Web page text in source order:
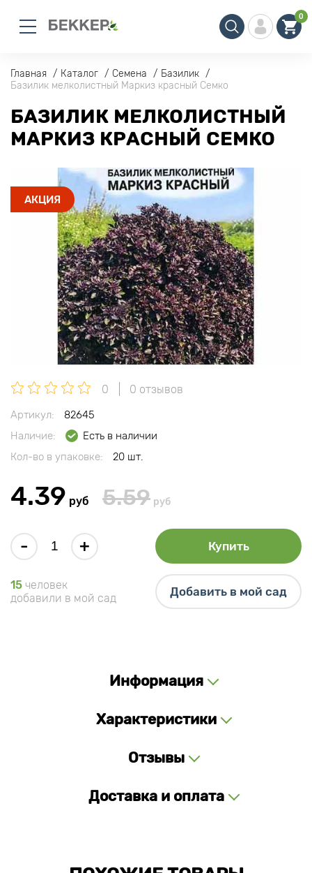
0
Главная Каталог Семена
Базилик
Базилик мелколистный Маркиз красный Семко
БАЗИЛИК МЕЛКОЛИСТНЫЙ
МАРКИЗ КРАСНЫЙ СЕМКО
АКЦИЯ
0 0 отзывов
Артикул:
82645
Наличие:
Есть в наличии
Кол-во в упаковке:
20 шт.
4.39 руб 5.59 руб
- + Купить
15 человек
добавили в мой сад
Добавить в мой сад
Информация
Характеристики
Отзывы
Доставка и оплата